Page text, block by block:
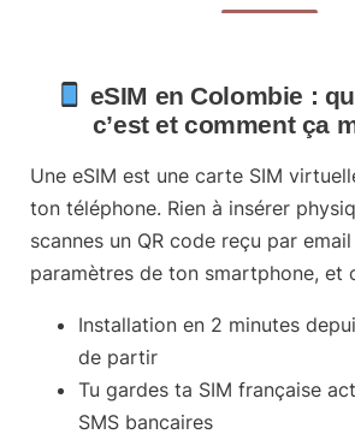
eSIM en Colombie :
c’est et comment ça
Une eSIM est une carte SIM
ton téléphone. Rien à insérer
scannes un QR code reçu par
paramètres de ton smartphone, et
Installation en 2 minutes
de partir
Tu gardes ta SIM française
SMS bancaires